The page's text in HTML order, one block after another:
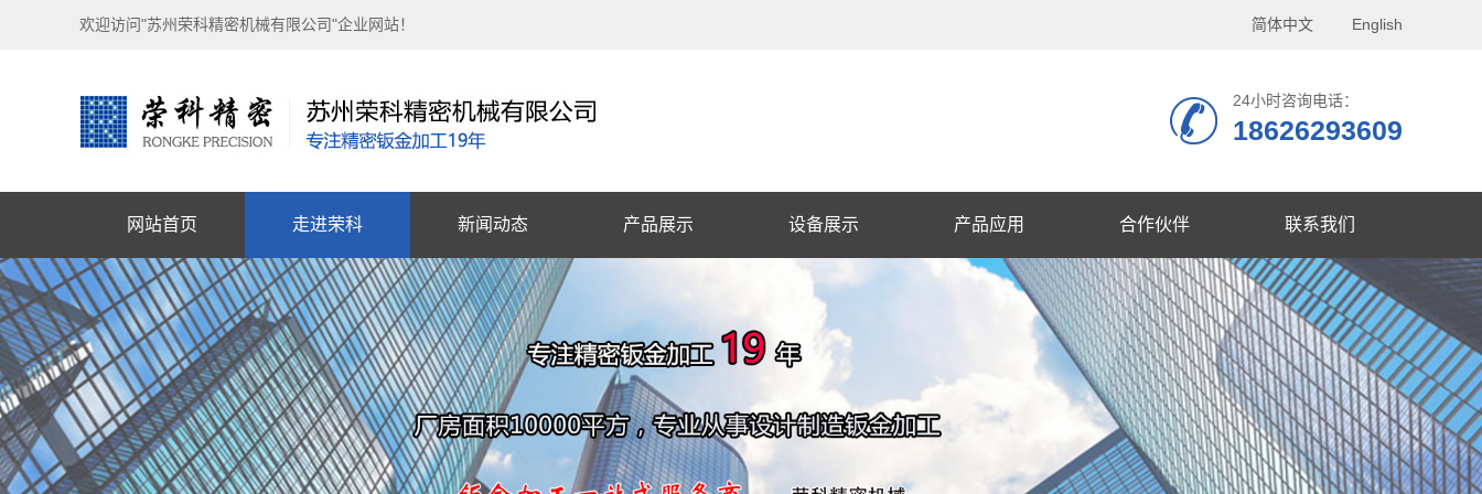
欢迎访问"苏州荣科精密机械有限公司"企业网站！ 简体中文 English
24小时咨询电话：
18626293609
网站首页 走进荣科 新闻动态 产品展示 设备展示 产品应用 合作伙伴 联系我们